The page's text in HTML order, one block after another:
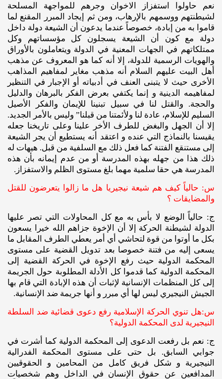
نعم حاولوا استفزاز الاخوان وجرهم للمواجهة المسلحة
لشيطنتهم ووسمهم بالإرهاب، ومن ثم إيجاد المبرر المقنع لما
قاموا به من إبادة، خصوصاً عندما يدعون أن الشيعة دولة داخل
دولة مع كون أن الشيعة يسجلون كل مؤسساتهم وكل
ممتلكاتهم في الجهات المعنية في الدولة ويتعاملون بالأوراق
والهويات الرسمية للدولة، إلا أنه كما هو المعروف عن مذهب
أهل البيت عليهم السلام أنه مذهب مغاير لمفاهيم المذاهب
الأخرى حيث لا يتبنى العنف في أدبياته أو الإجبار في التنظير
لمفاهيمه الدينية و إنما يكتفي بعرض الفكر بالبرهان والدليل
والحجة. والقتل لنا في سبيل تبنينا للإيمان والفكر الأصيل
السليم للإسلام، عادة لنا ولأئمتنا من قبلنا” وليس بالأمر الجديد.
إلا أن الجهل والبغض للطرف الأخر علينا وعلى تاريخنا جعله
يقيسنا بالنماذج التي عنده و اعتقد أنه يستطيع أن يجر الشيعة
إلى مستنقع الفتنة كما فعل ذلك مع السلفية من قبل. هيهات له
ذلك هذا من جهله بهذه المدرسة أو من عدم إيمانه بأن هذه
المدرسة هي حقا سلمية مهما بلغ مستوى الظلم والاستفزاز.
س: حالياً كيف هم شيعة نيجيريا هل ما زالوا يتعرضون للقتل
والمضايقات ؟
ج: حالياً الوضع لا بأس به مع كل المحاولات التي تصر عليها
الدولة لشيطنة الحركة إلا أن الإخوة جزاهم الله خيرا يسعون
بكل ما أوتوا من قوة لتحاشي أي أمر يعطي الطرف المقابل ما
يسعى إليه من فتنة خصوصا بعد تدويل القضية على مستوى
المحكمة الدولية حيث رفع الإخوة في الحركة القضية إلى
المحكمة الدولية كما قدموا كل الأدلة المطلوبة حول الجريمة
إلى كل المنظمات الإنسانية لإثبات أن هذه الإبادة التي قام بها
الجيش النيجيري ليس لها أي مبرر و أنها جريمة ضد الإنسانية.
س:هل تنوي الحركة الإسلامية رفع دعوى قضائية ضد السلطة
النيجيرية لدى المحكمة الدولية؟
ج: نعم بل رفعت الدعوى إلى المحكمة الدولية كما أشرت في
جوابي السابق. بل حتى على مستوى المحكمة الفدرالية
النيجيرية و شكل فريق كامل من المحامين و الحقوقيين
المدافعين عن حقوق الإنسان في الداخل وهم شخصيات